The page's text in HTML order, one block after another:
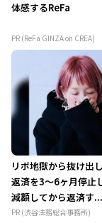
体感するReFa
PR (ReFa GINZA on CREA)
リボ地獄から抜け出
返済を3～6ヶ月停止
減額してから返済す...
PR (渋谷法務総合事務所)